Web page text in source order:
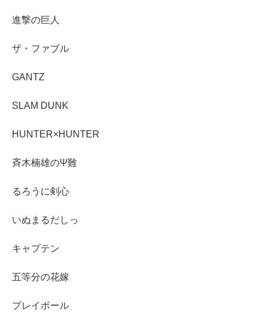
進撃の巨人
ザ・ファブル
GANTZ
SLAM DUNK
HUNTER×HUNTER
斉木楠雄のΨ難
るろうに剣心
いぬまるだしっ
キャプテン
五等分の花嫁
プレイボール